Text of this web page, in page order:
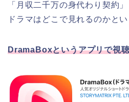
「月収二千万の身代わり契約
ドラマはどこで見れるのかとい
DramaBoxというアプリで視